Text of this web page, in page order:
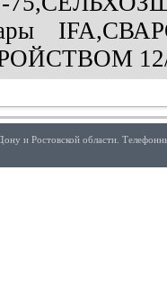
пары
12/
и Ростовской области.